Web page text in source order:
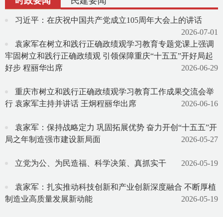
习近平：在庆祝中国共产党成立105周年大会上的讲话
2026-07-01
袁家军在树立和践行正确政绩观学习教育专题党课上强调
牢固树立和践行正确政绩观 引领保障重庆“十五五”开好局起
好步 程丽华出席
2026-06-29
重庆市树立和践行正确政绩观学习教育工作成果交流会举
行 袁家军主持并讲话 王炯程丽华出席
2026-06-16
袁家军：保持战略定力 巩固拓展优势 奋力开创“十五五”开
局之年制造强市建设新局面
2026-05-27
立党为公、为民造福、科学决策、真抓实干 2026-05-19
袁家军：扎实推动科技创新和产业创新深度融合 不断厚植
制造业高质量发展新动能
2026-05-19